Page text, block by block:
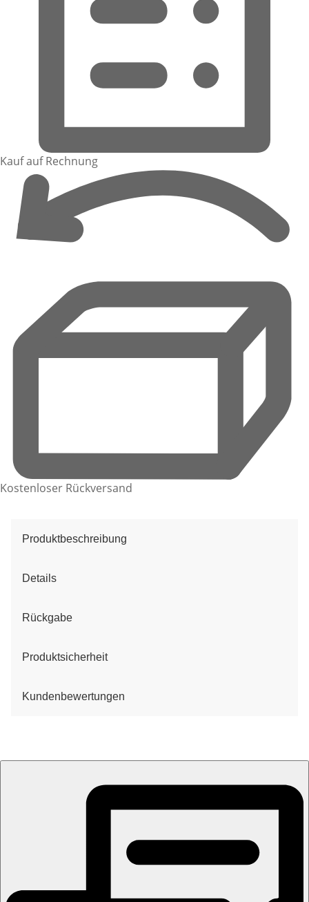
Kauf auf Rechnung
Kostenloser Rückversand
Produktbeschreibung
Details
Rückgabe
Produktsicherheit
Kundenbewertungen